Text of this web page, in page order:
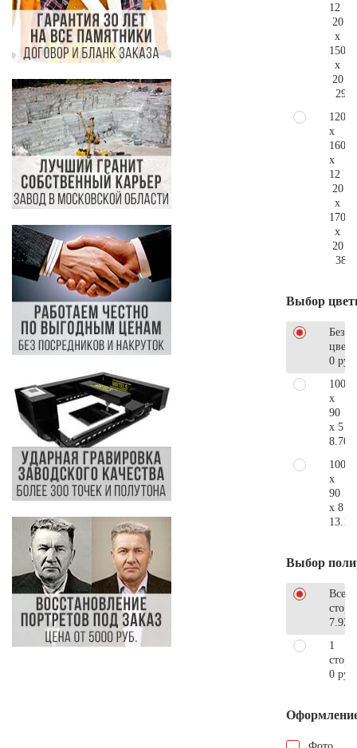
12
20
x
150
x
20
120
x
160
x
12
20
x
170
x
20
Выбор
Без
0 руб.
100
x
90
x 5
100
x
90
x 8
Выбор
Все
1
0 руб.